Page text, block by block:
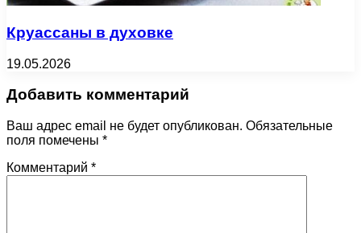
Круассаны в духовке
19.05.2026
Добавить комментарий
Ваш адрес email не будет опубликован. Обязательные
поля помечены *
Комментарий *